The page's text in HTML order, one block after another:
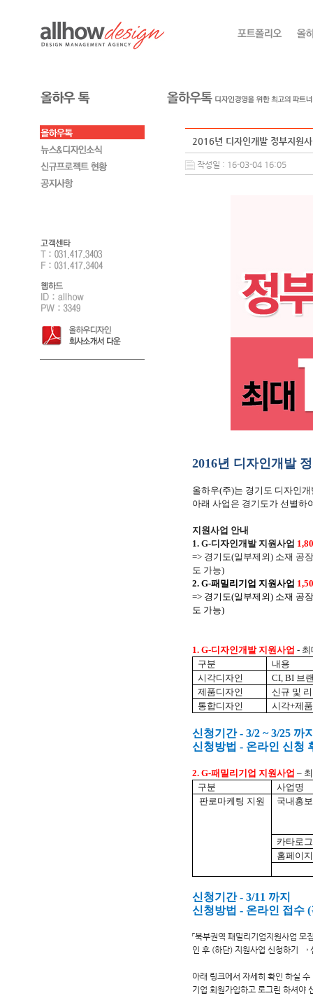
2016년 디자인개발 정부지원
작성일 : 16-03-04 16:05
2016년 디자인개발
올하우(주)는 경기도 디자인
아래 사업은 경기도가 선별하
지원사업 안내
1. G-디자인개발 지원사업
=> 경기도(일부제외) 소재 공
도 가능)
2. G-패밀리기업 지원사업
=> 경기도(일부제외) 소재 공
도 가능)
1. G-디자인개발 지원사업 - 최
구분
내용
시각디자인
CI, BI 브
제품디자인
신규 및
통합디자인
시각+제
신청기간- 3/2 ~ 3/25 까
신청방법 - 온라인 신청
2. G-패밀리기업 지원사업 –
구분
사업명
판로마케팅 지원
국내홍
카타로
홈페이
신청기간- 3/11 까지
신청방법 - 온라인 접수
「북부권역 패밀리기업지원사업
인 후 (하단) 지원사업 신청하기 →
아래 링크에서 자세히 확인 하실
기업 회원가입하고 로그린 하셔야